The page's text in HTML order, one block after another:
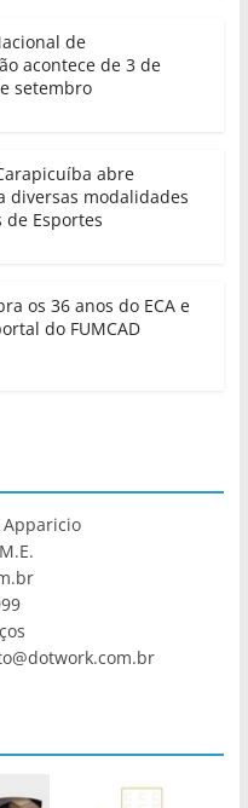
de
acontece de 3 de
setembro
abre
diversas modalidades
de Esportes
os 36 anos do ECA e
do FUMCAD
Apparicio